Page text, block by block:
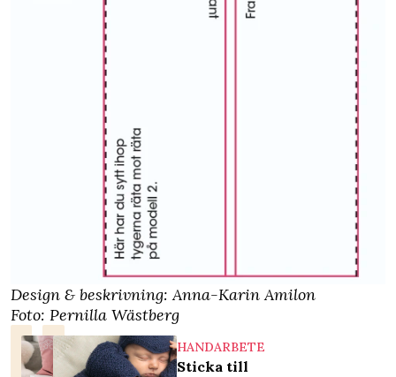
Design & beskrivning: Anna-Karin Amilon
Foto: Pernilla Wästberg
DIY
Så
HANDARBETE
Sticka till